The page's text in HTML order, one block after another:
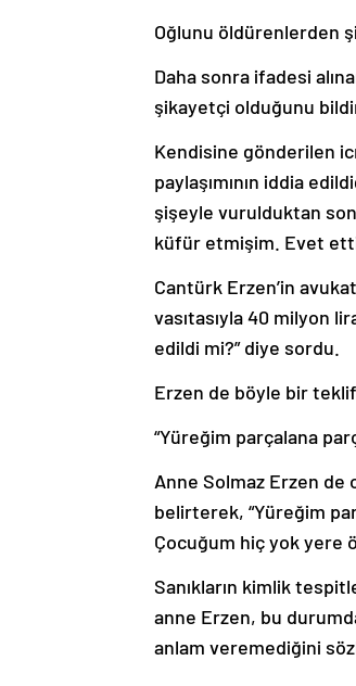
Oğlunu öldürenlerden
Daha sonra ifadesi
şikayetçi olduğunu
Kendisine gönderilen
paylaşımının iddia
şişeyle vurulduktan
küfür etmişim. Evet
Cantürk Erzen’in
vasıtasıyla 40 milyon
edildi mi?” diye sordu.
Erzen de böyle bir
“Yüreğim parçalana
Anne Solmaz Erzen
belirterek, “Yüreğim
Çocuğum hiç yok yere
Sanıkların kimlik
anne Erzen, bu
anlam veremediğini